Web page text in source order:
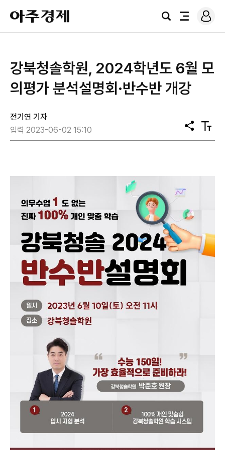
아
주
경
검
전
로
그
강북청솔학원, 2024학년도 6월 모
의평가 분석설명회·반수반 개강
전기연 기자
입력 2023-06-02 15:10
공
유
텍
스